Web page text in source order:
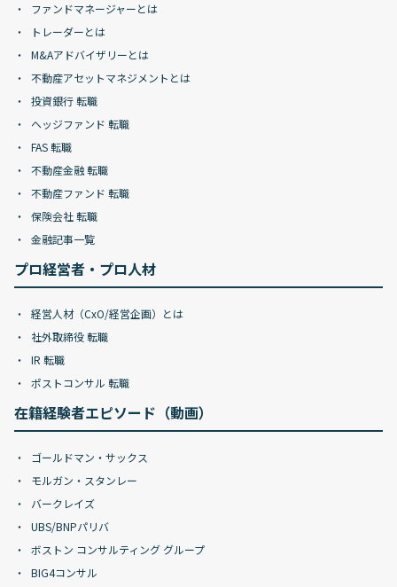
ファンドマネージャーとは
トレーダーとは
M&Aアドバイザリーとは
不動産アセットマネジメントとは
投資銀行 転職
ヘッジファンド 転職
FAS 転職
不動産金融 転職
不動産ファンド 転職
保険会社 転職
金融記事一覧
プロ経営者・プロ人材
経営人材（CxO/経営企画）とは
社外取締役 転職
IR 転職
ポストコンサル 転職
在籍経験者エピソード（動画）
ゴールドマン・サックス
モルガン・スタンレー
バークレイズ
UBS/BNPパリバ
ボストン コンサルティング グループ
BIG4コンサル